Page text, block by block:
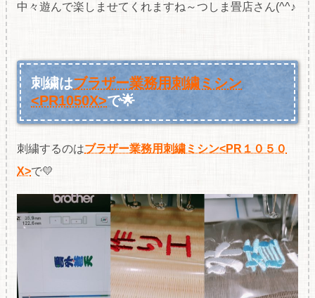
中々遊んで楽しませてくれますね～つしま畳店さん(^^♪
刺繍はブラザー業務用刺繍ミシン
<PR1050X>で🌟
刺繍するのはブラザー業務用刺繍ミシン<PR１０５０
X>で💛